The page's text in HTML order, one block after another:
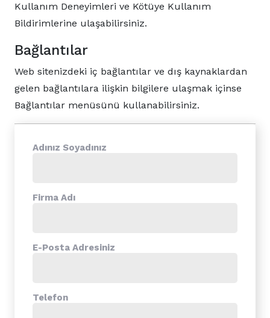
Kullanım Deneyimleri ve Kötüye Kullanım
Bildirimlerine ulaşabilirsiniz.
Bağlantılar
Web sitenizdeki iç bağlantılar ve dış kaynaklardan
gelen bağlantılara ilişkin bilgilere ulaşmak içinse
Bağlantılar menüsünü kullanabilirsiniz.
Adınız Soyadınız
Firma Adı
E-Posta Adresiniz
Telefon